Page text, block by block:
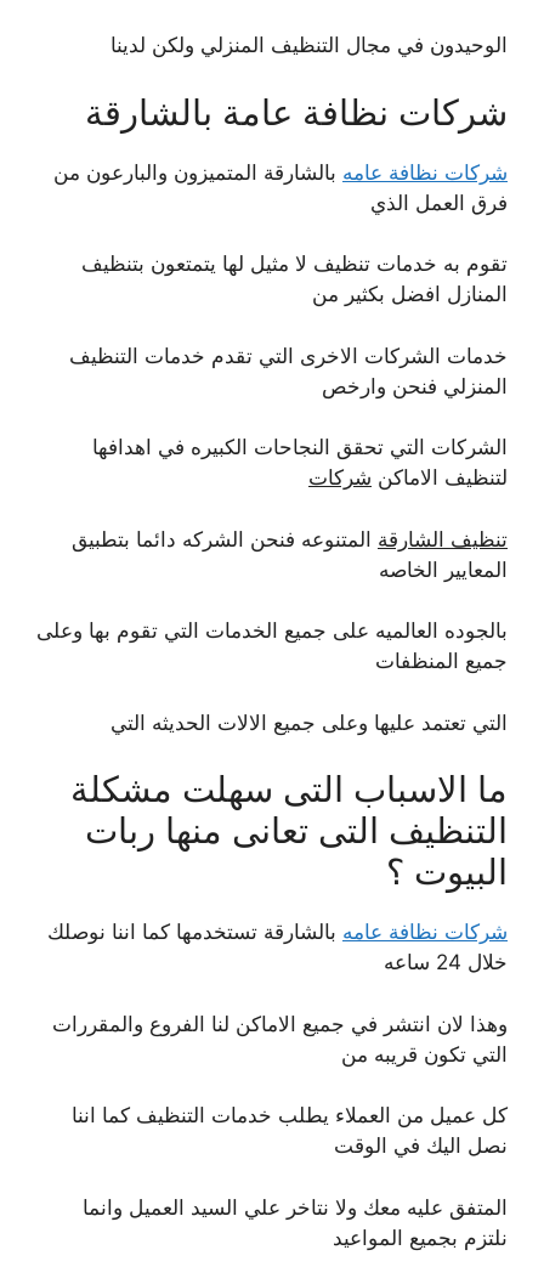
الوحيدون في مجال التنظيف المنزلي ولكن لدينا
شركات نظافة عامة بالشارقة
شركات نظافة عامه بالشارقة المتميزون والبارعون من
فرق العمل الذي
تقوم به خدمات تنظيف لا مثيل لها يتمتعون بتنظيف
المنازل افضل بكثير من
خدمات الشركات الاخرى التي تقدم خدمات التنظيف
المنزلي فنحن وارخص
الشركات التي تحقق النجاحات الكبيره في اهدافها
لتنظيف الاماكن شركات
تنظيف الشارقة المتنوعه فنحن الشركه دائما بتطبيق
المعايير الخاصه
بالجوده العالميه على جميع الخدمات التي تقوم بها وعلى
جميع المنظفات
التي تعتمد عليها وعلى جميع الالات الحديثه التي
ما الاسباب التى سهلت مشكلة
التنظيف التى تعانى منها ربات
البيوت ؟
شركات نظافة عامه بالشارقة تستخدمها كما اننا نوصلك
خلال 24 ساعه
وهذا لان انتشر في جميع الاماكن لنا الفروع والمقررات
التي تكون قريبه من
كل عميل من العملاء يطلب خدمات التنظيف كما اننا
نصل اليك في الوقت
المتفق عليه معك ولا نتاخر علي السيد العميل وانما
نلتزم بجميع المواعيد